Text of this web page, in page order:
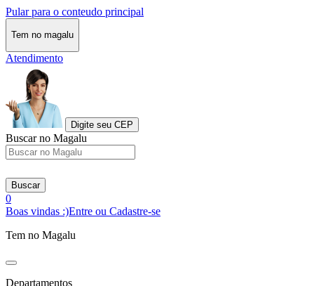
Pular para o conteudo principal
Tem no magalu
Atendimento
Digite seu CEP
Buscar no Magalu
Buscar
0
Boas vindas :)Entre ou Cadastre-se
Tem no Magalu
Departamentos